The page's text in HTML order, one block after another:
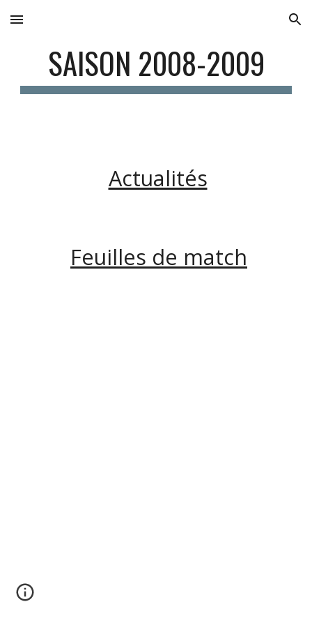
Skip to main content Skip to navigation
SAISON 2008-2009
Actualités
Feuilles de match